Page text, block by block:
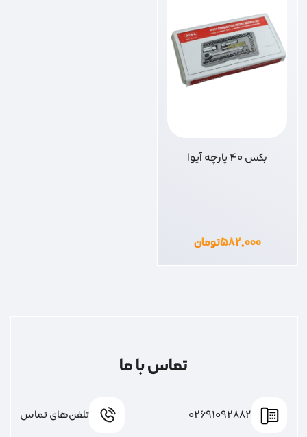
بکس 40 پارچه آیوا
۵۸۲,۰۰۰تومان
تماس با ما
02691092882 تلفن‌های تماس